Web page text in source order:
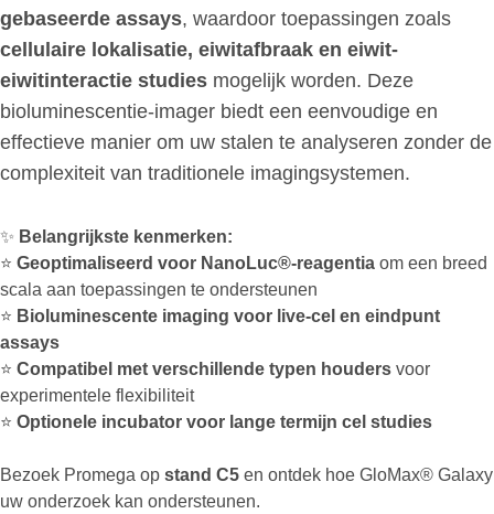
gebaseerde assays, waardoor toepassingen zoals
cellulaire lokalisatie, eiwitafbraak en eiwit-
eiwitinteractie studies mogelijk worden. Deze
bioluminescentie-imager biedt een eenvoudige en
effectieve manier om uw stalen te analyseren zonder de
complexiteit van traditionele imagingsystemen.
✨ Belangrijkste kenmerken:
⭐ Geoptimaliseerd voor NanoLuc®-reagentia om een breed
scala aan toepassingen te ondersteunen
⭐ Bioluminescente imaging voor live-cel en eindpunt
assays
⭐ Compatibel met verschillende typen houders voor
experimentele flexibiliteit
⭐ Optionele incubator voor lange termijn cel studies
Bezoek Promega op stand C5 en ontdek hoe GloMax® Galaxy
uw onderzoek kan ondersteunen.